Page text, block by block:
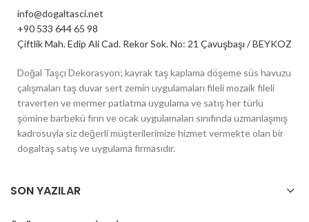
info@dogaltasci.net
+90 533 644 65 98
Çiftlik Mah. Edip Ali Cad. Rekor Sok. No: 21 Çavuşbaşı / BEYKOZ
Doğal Taşçı Dekorasyon; kayrak taş kaplama döşeme süs havuzu
çalışmaları taş duvar sert zemin uygulamaları fileli mozaik fileli
traverten ve mermer patlatma uygulama ve satış her türlü
şömine barbekü fırın ve ocak uygulamaları sınıfında uzmanlaşmış
kadrosuyla siz değerli müşterilerimize hizmet vermekte olan bir
dogaltaş satış ve uygulama firmasıdır.
SON YAZILAR